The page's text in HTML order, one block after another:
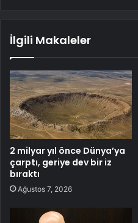
İlgili Makaleler
2 milyar yıl önce Dünya’ya
çarptı, geriye dev bir iz
bıraktı
Ağustos 7, 2026